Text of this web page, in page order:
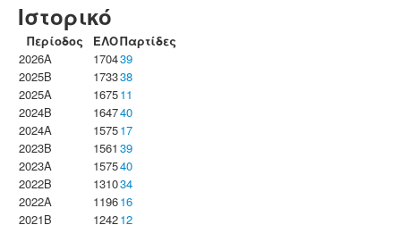
Ιστορικό
Περίοδος ΕΛΟΠαρτίδες
2026A
170439
2025B
173338
2025A
167511
2024B
164740
2024A
157517
2023B
1561 39
2023Α
157540
2022B
131034
2022A
119616
2021B
124212